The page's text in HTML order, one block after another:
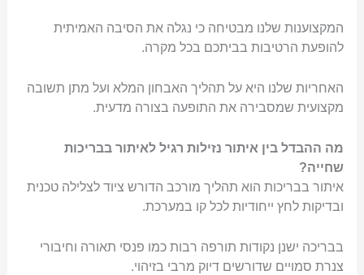
המקצוענות שלנו מבטיחה כי נגלה את הסיבה האמיתית
להופעת הרטיבות בביתכם בכל מקרה.
האחריות שלנו היא על תהליך האבחון המלא ועל מתן תשובה
מקצועית שמסבירה את התופעה בצורה מדעית.
מה ההבדל בין איתור נזילות רגיל לאיתור בבריכות
שחייה?
איתור בבריכות הוא תהליך מורכב הדורש ציוד לצלילה טכנית
ובדיקות לחץ ייחודיות לכל קו במערכת.
בבריכה ישנן נקודות תורפה רבות כמו פנסי תאורה וחיבורי
צנרת סמויים שדורשים דיוק מרבי בזיהוי.